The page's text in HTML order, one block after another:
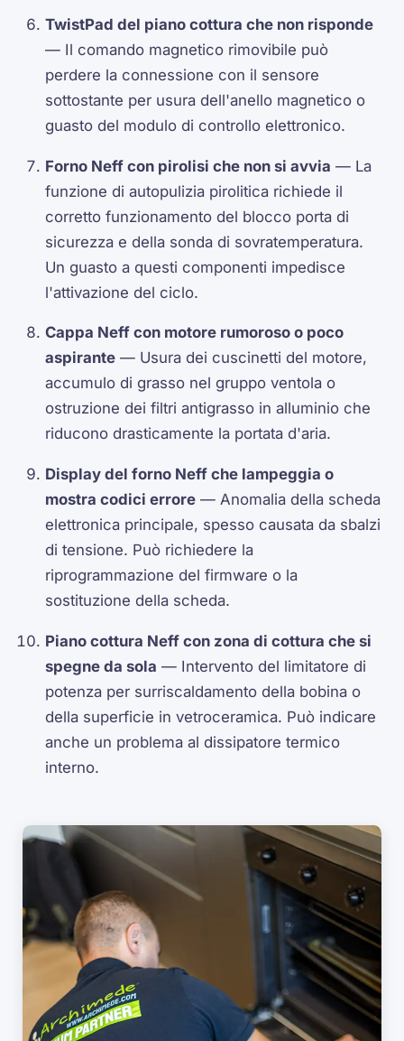
TwistPad del piano cottura che non risponde
— Il comando magnetico rimovibile può
perdere la connessione con il sensore
sottostante per usura dell'anello magnetico o
guasto del modulo di controllo elettronico.
Forno Neff con pirolisi che non si avvia — La
funzione di autopulizia pirolitica richiede il
corretto funzionamento del blocco porta di
sicurezza e della sonda di sovratemperatura.
Un guasto a questi componenti impedisce
l'attivazione del ciclo.
Cappa Neff con motore rumoroso o poco
aspirante — Usura dei cuscinetti del motore,
accumulo di grasso nel gruppo ventola o
ostruzione dei filtri antigrasso in alluminio che
riducono drasticamente la portata d'aria.
Display del forno Neff che lampeggia o
mostra codici errore — Anomalia della scheda
elettronica principale, spesso causata da sbalzi
di tensione. Può richiedere la
riprogrammazione del firmware o la
sostituzione della scheda.
Piano cottura Neff con zona di cottura che si
spegne da sola — Intervento del limitatore di
potenza per surriscaldamento della bobina o
della superficie in vetroceramica. Può indicare
anche un problema al dissipatore termico
interno.